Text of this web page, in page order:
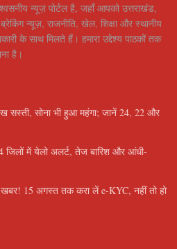
न्यूज़ पोर्टल है, जहाँ आपको उत्तराखंड,
न्यूज़, राजनीति, खेल, शिक्षा और स्थानीय
के साथ मिलते हैं। हमारा उद्देश्य पाठकों तक
है।
सस्ती, सोना भी हुआ महंगा; जानें 24, 22 और
में येलो अलर्ट, तेज बारिश और आंधी-
15 अगस्त तक करा लें e-KYC, नहीं तो हो